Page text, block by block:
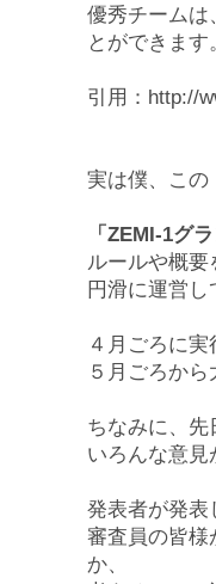
優秀チームは
とができます
引用：http://
実は僕、この
「ZEMI-1グ
ルールや概要
円滑に運営
４月ごろに
５月ごろか
ちなみに、先
いろんな意
発表者が発表
審査員の皆様
か、